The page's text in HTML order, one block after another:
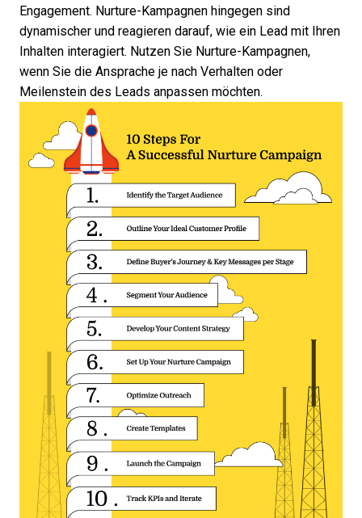
Engagement. Nurture-Kampagnen hingegen sind
dynamischer und reagieren darauf, wie ein Lead mit Ihren
Inhalten interagiert. Nutzen Sie Nurture-Kampagnen,
wenn Sie die Ansprache je nach Verhalten oder
Meilenstein des Leads anpassen möchten.